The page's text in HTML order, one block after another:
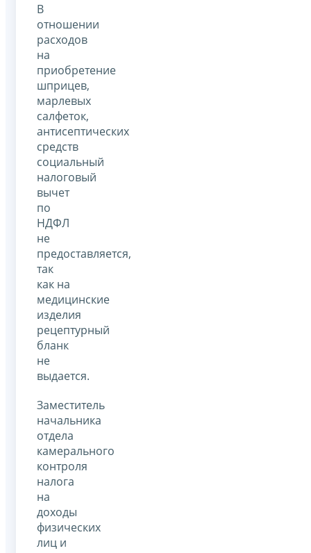
В
отношении
расходов
на
приобретение
шприцев,
марлевых
салфеток,
антисептических
средств
социальный
налоговый
вычет
по
НДФЛ
не
предоставляется,
так
как на
медицинские
изделия
рецептурный
бланк
не
выдается.
Заместитель
начальника
отдела
камерального
контроля
налога
на
доходы
физических
лиц и